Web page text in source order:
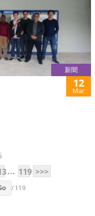
新聞
12
Mar
... 119 >>>
/ 119